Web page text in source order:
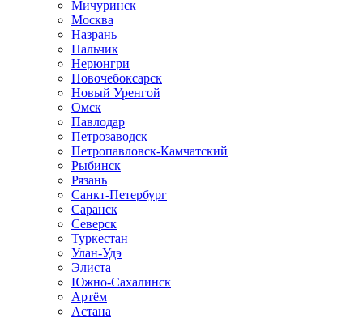
Мичуринск
Москва
Назрань
Нальчик
Нерюнгри
Новочебоксарск
Новый Уренгой
Омск
Павлодар
Петрозаводск
Петропавловск-Камчатский
Рыбинск
Рязань
Санкт-Петербург
Саранск
Северск
Туркестан
Улан-Удэ
Элиста
Южно-Сахалинск
Артём
Астана